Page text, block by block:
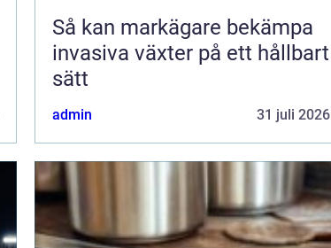
Så kan markägare bekämpa
invasiva växter på ett hållbart
sätt
admin 31 juli 2026